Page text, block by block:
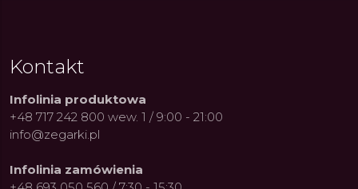
Kontakt
Infolinia produktowa
+48 717 242 800 wew. 1 / 9:00 - 21:00
info@zegarki.pl
Infolinia zamówienia